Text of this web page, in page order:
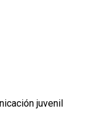
juvenil